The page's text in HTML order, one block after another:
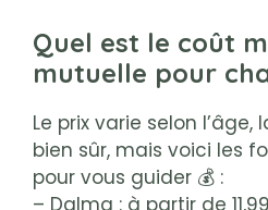
Quel est le coût
mutuelle pour
Le prix varie selon
bien sûr, mais voici les
pour vous guider 💰 :
– Dalma : à partir de